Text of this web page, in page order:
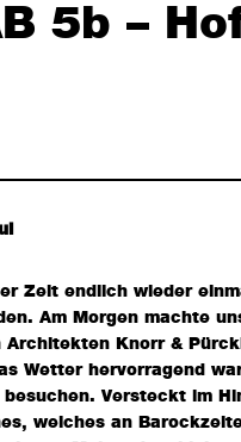
5b –
Zeit endlich wieder
Am Morgen machte
Knorr &
Wetter hervorragend
Versteckt im
welches an